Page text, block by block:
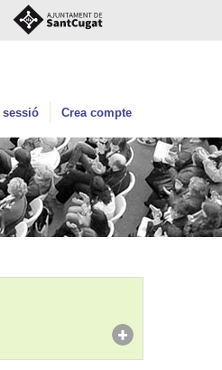
sessió Crea compte